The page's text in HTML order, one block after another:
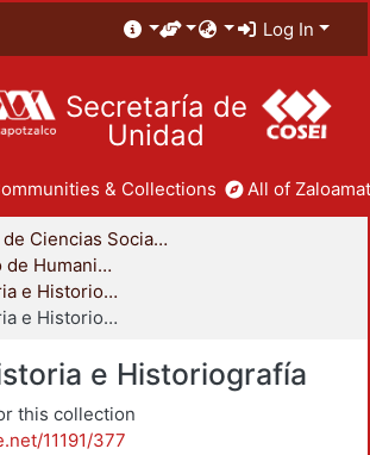
Log In
Secretaría de
Unidad
& Collections All of
División de Ciencias Sociales y Humanidades
Departamento de Humanidades
Área de Historia e Historiografía
Libros - Historia e Historiografía
e Historiografía
this collection
11191/377